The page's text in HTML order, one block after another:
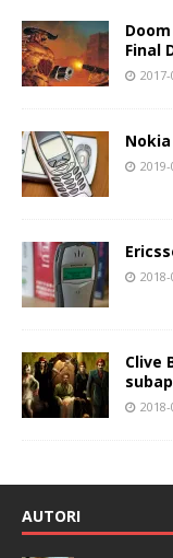
Final
2018-
Clive
AUTORI